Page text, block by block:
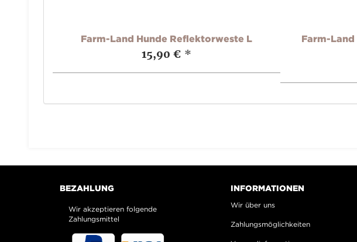
Farm-Land Hunde Reflektorweste L
15,90 € *
Farm-
BEZAHLUNG
Wir akzeptieren folgende
Zahlungsmittel
INFORMATIONEN
Wir über uns
Zahlungsmöglichkeiten